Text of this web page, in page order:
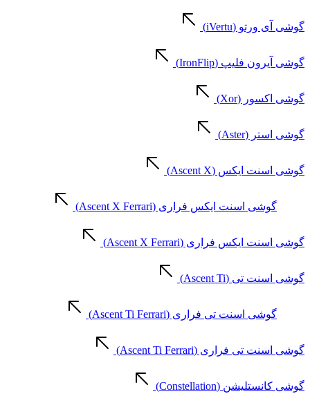
گوشی آی ورتو (iVertu)
گوشی آیرون فلیپ (IronFlip)
گوشی اکسور (Xor)
گوشی استر (Aster)
گوشی اسنت ایکس (Ascent X)
گوشی اسنت ایکس فراری (Ascent X Ferrari)
گوشی اسنت ایکس فراری (Ascent X Ferrari)
گوشی اسنت تی (Ascent Ti)
گوشی اسنت تی فراری (Ascent Ti Ferrari)
گوشی اسنت تی فراری (Ascent Ti Ferrari)
گوشی کانستلیشن (Constellation)